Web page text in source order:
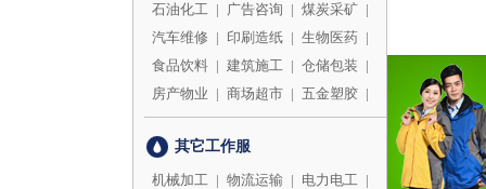
石油化工 | 广告咨询 | 煤炭采矿 |
汽车维修 | 印刷造纸 | 生物医药 |
食品饮料 | 建筑施工 | 仓储包装 |
房产物业 | 商场超市 | 五金塑胶 |
其它工作服
机械加工 | 物流运输 | 电力电工 |